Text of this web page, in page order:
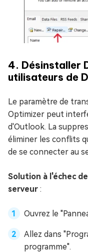
4. Désinstaller
utilisateurs de
Le paramètre de
Optimizer peut
d'Outlook. La
éliminer les conflits
de se connecter au
Solution à l'échec
serveur :
Ouvrez le
Allez dans
programme".